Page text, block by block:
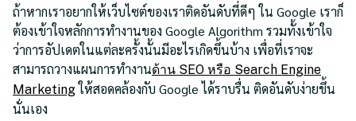
ถ้าหากเราอยากให้เว็บไซต์ของเราติดอันดับที่ดีๆ ใน Google เราก็
ต้องเข้าใจหลักการทำงานของ Google Algorithm รวมทั้งเข้าใจ
ว่าการอัปเดตในแต่ละครั้งนั้นมีอะไรเกิดขึ้นบ้าง เพื่อที่เราจะ
สามารถวางแผนการทำงานด้าน SEO หรือ Search Engine
Marketingให้สอดคล้องกับ Google ได้ราบรื่น ติดอันดับง่ายขึ้น
นั่นเอง